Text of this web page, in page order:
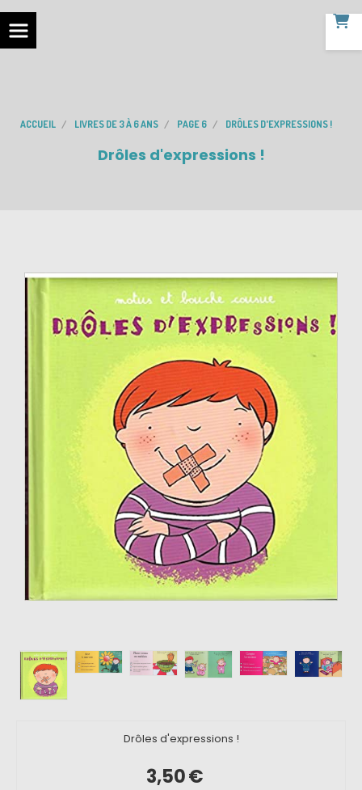
ACCUEIL LIVRES DE 3 À 6 ANS PAGE 6 DRÔLES D'EXPRESSIONS !
Drôles d'expressions !
Drôles d'expressions !
3,50€